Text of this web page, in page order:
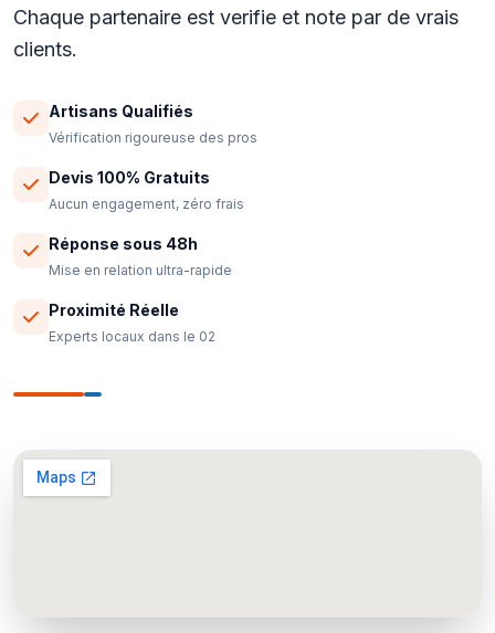
Chaque partenaire est verifie et note par de vrais
clients.
Artisans Qualifiés
Vérification rigoureuse des pros
Devis 100% Gratuits
Aucun engagement, zéro frais
Réponse sous 48h
Mise en relation ultra-rapide
Proximité Réelle
Experts locaux dans le 02